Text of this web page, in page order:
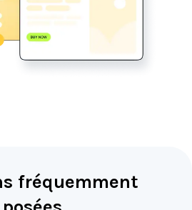
fréquemment